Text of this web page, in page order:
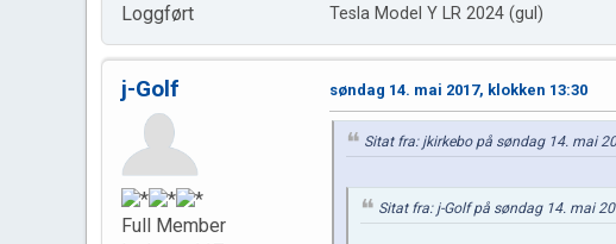
Loggført
Tesla Model Y LR 2024 (gul)
j-Golf
Full Member
søndag 14. mai 2017, klokken 13:30
Sitat fra: jkirkebo på søndag 14. mai
Sitat fra: j-Golf på søndag 14. mai